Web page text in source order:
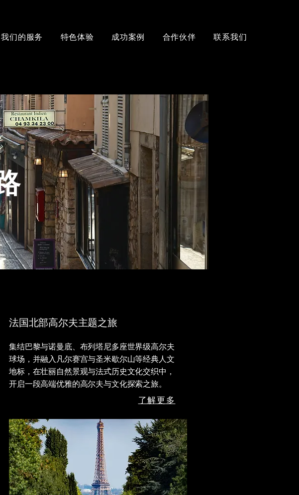
我们的服务 特色体验 成功案例 合作伙伴 联系我们
法国北部高尔夫主题之旅
集结巴黎与诺曼底、布列塔尼多座世界级高尔夫
球场，并融入凡尔赛宫与圣米歇尔山等经典人文
地标，在壮丽自然景观与法式历史文化交织中，
开启一段高端优雅的高尔夫与文化探索之旅。
了解更多